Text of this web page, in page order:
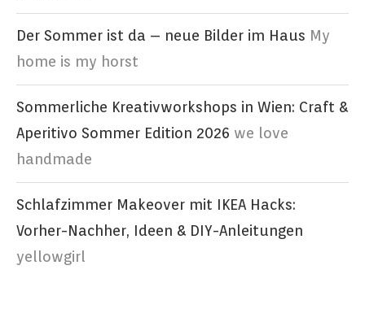
Der Sommer ist da – neue Bilder im Haus My
home is my horst
Sommerliche Kreativworkshops in Wien: Craft &
Aperitivo Sommer Edition 2026 we love
handmade
Schlafzimmer Makeover mit IKEA Hacks:
Vorher-Nachher, Ideen & DIY-Anleitungen
yellowgirl